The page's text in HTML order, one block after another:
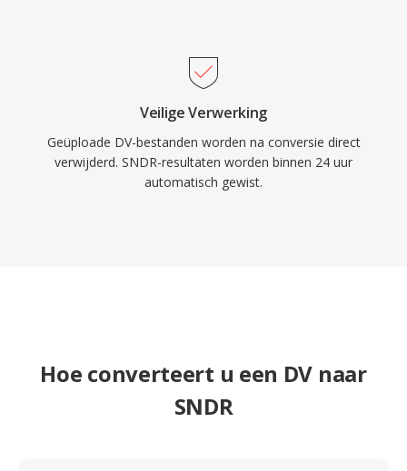
Veilige Verwerking
Geüploade DV-bestanden worden na conversie direct
verwijderd. SNDR-resultaten worden binnen 24 uur
automatisch gewist.
Hoe converteert u een DV naar
SNDR